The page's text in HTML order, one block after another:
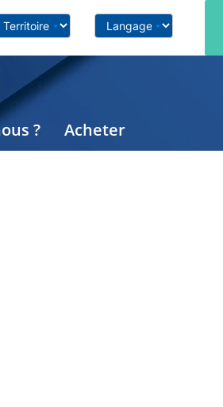
? Acheter